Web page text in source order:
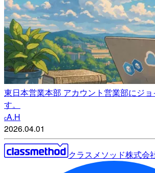
東日本営業本部 アカウント営業部にジ
す。
cA.H
2026.04.01
クラスメソッド株式会